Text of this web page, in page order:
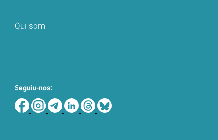
Qui som
Seguiu-nos: